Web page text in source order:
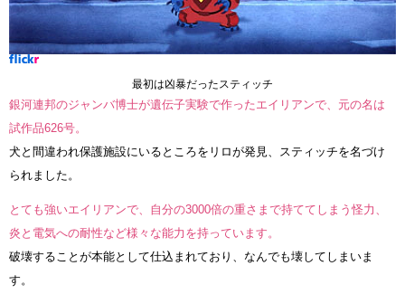
最初は凶暴だったスティッチ
銀河連邦のジャンバ博士が遺伝子実験で作ったエイリアンで、元の名は
試作品626号。
犬と間違われ保護施設にいるところをリロが発見、スティッチを名づけ
られました。
とても強いエイリアンで、自分の3000倍の重さまで持ててしまう怪力、
炎と電気への耐性など様々な能力を持っています。
破壊することが本能として仕込まれており、なんでも壊してしまいま
す。